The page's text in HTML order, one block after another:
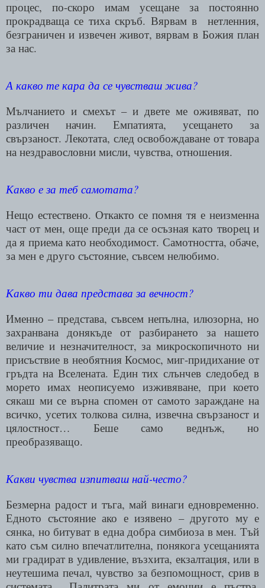
процес, по-скоро имам усещане за постоянно
прокрадваща се тиха скръб. Вярвам в
нетленния,
безграничен и извечен живот, вярвам в Божия план
за нас.
А какво те кара да се чувстваш жива?
Мълчанието и смехът – и двете ме оживяват, по
различен начин. Емпатията, усещането за
свързаност. Лекотата, след освобождаване от товара
на нездравословни мисли, чувства, отношения.
Какво е за теб самотата?
Нещо естествено. Откакто се помня тя е неизменна
част от мен, още преди да се осъзная като творец и
да я приема като необходимост. Самотността, обаче,
за мен е друго състояние, съвсем нелюбимо.
Какво ти дава представа за вечност?
Именно – представа, съвсем непълна, илюзорна, но
захранвана донякъде от разбирането за нашето
величие и незначителност, за микроскопичното ни
присъствие в необятния Космос, миг-придихание от
гръдта на Вселената. Един тих слънчев следобед в
морето имах неописуемо изживяване, при което
сякаш ми се върна спомен от самото зараждане на
всичко, усетих толкова силна, извечна свързаност и
цялостност… Беше само веднъж, но
преобразяващо.
Какви чувства изпитваш най-често?
Безмерна радост и тъга, май винаги едновременно.
Едното състояние ако е изявено – другото му е
сянка, но битуват в една добра симбиоза в мен. Тъй
като съм силно впечатлителна, понякога усещанията
ми градират в удивление, възхита, екзалтация, или в
неутешима печал, чувство за безпомощност, срив в